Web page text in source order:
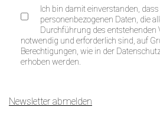
Ich bin damit einverstanden,
personenbezogenen Daten, die
Durchführung des entstehenden
notwendig und erforderlich sind, auf
Berechtigungen, wie in der
erhoben werden.
Newsletter abmelden